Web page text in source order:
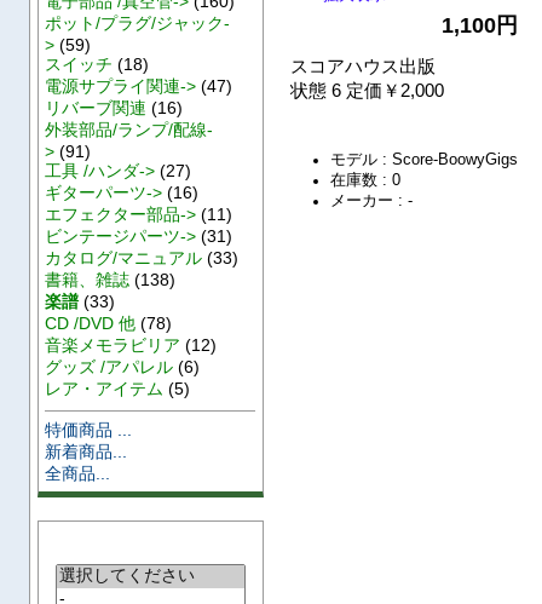
ポット/プラグ/ジャック-
> (59)
スイッチ (18)
電源サプライ関連-> (47)
リバーブ関連 (16)
外装部品/ランプ/配線-
> (91)
工具 /ハンダ-> (27)
ギターパーツ-> (16)
エフェクター部品-> (11)
ビンテージパーツ-> (31)
カタログ/マニュアル (33)
書籍、雑誌 (138)
楽譜(33)
CD /DVD 他 (78)
音楽メモラビリア (12)
グッズ /アパレル (6)
レア・アイテム (5)
特価商品 ...
新着商品...
全商品...
1,100円
スコアハウス出版
状態 6 定価￥2,000
モデル : Score-BoowyGigs
在庫数 : 0
メーカー : -